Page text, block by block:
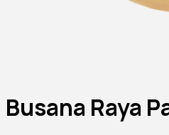
Busana Raya